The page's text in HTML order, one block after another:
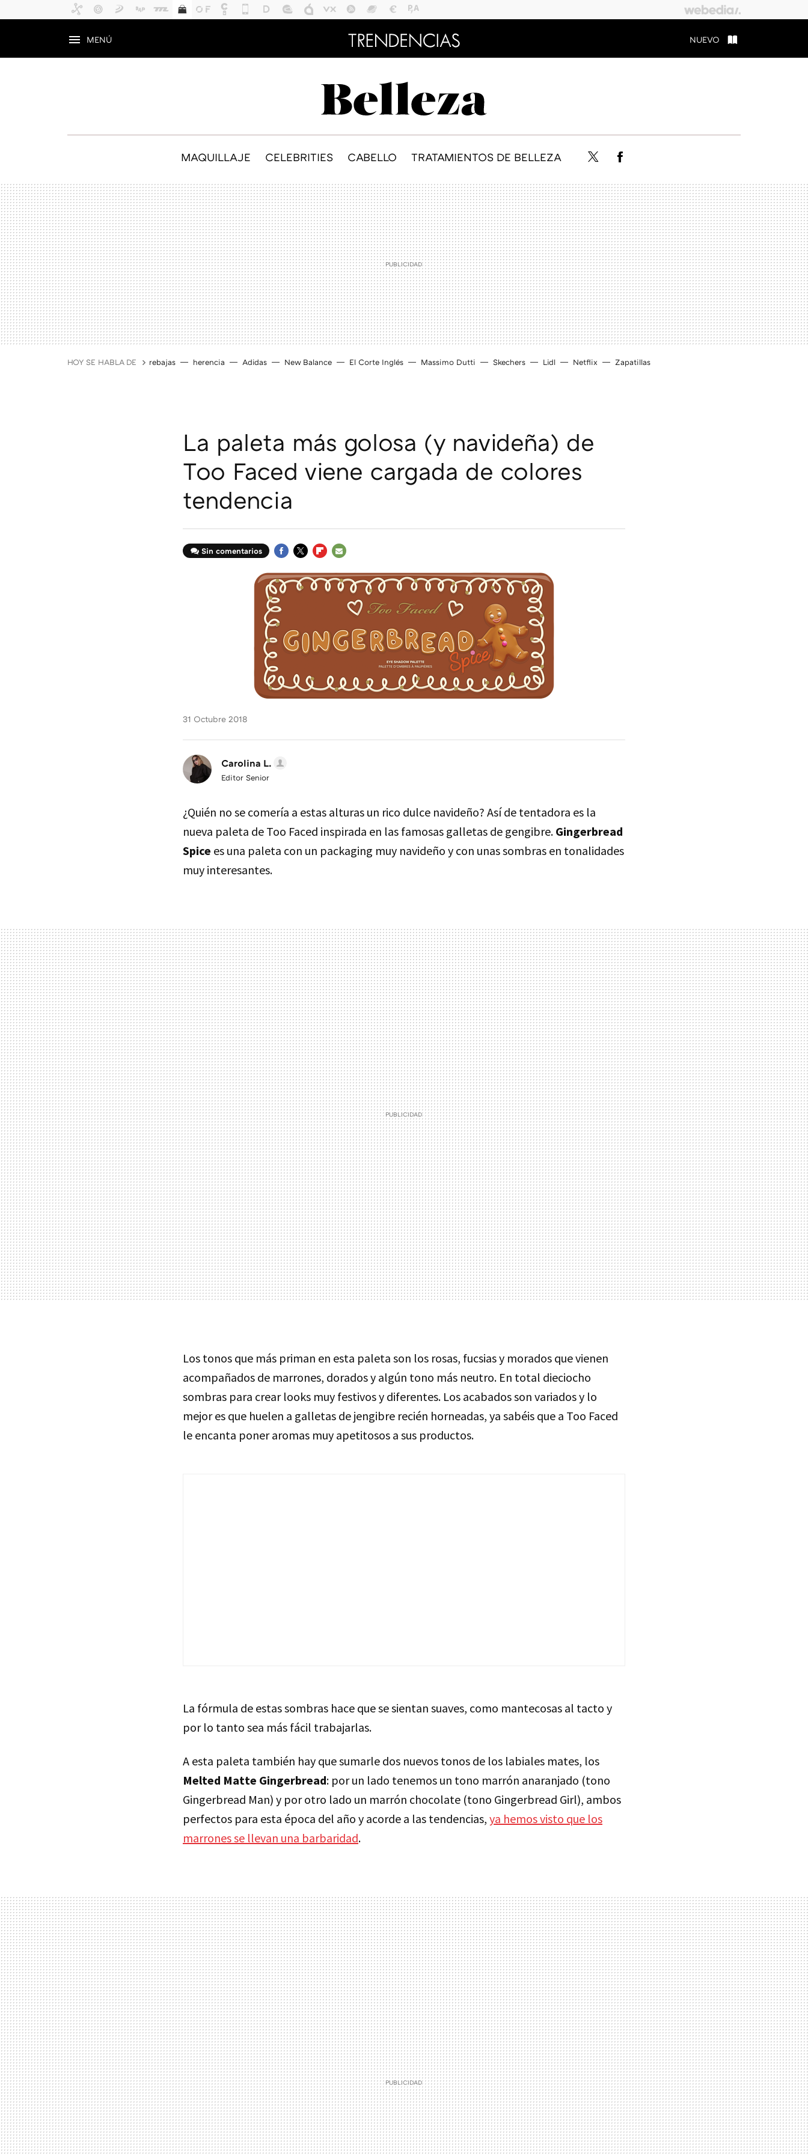
MENÚ NUEVO
MAQUILLAJE CELEBRITIES CABELLO TRATAMIENTOS DE BELLEZA Twitter
HOY SE HABLA DE rebajas herencia Adidas New Balance El Corte Inglés Massimo Dutti Skechers Lidl Netflix Zapatillas
La paleta más golosa (y navideña) de
Too Faced viene cargada de colores
tendencia
Sin comentarios
MAIL
31 Octubre 2018
Carolina L.
Editor Senior
¿Quién no se comería a estas alturas un rico dulce navideño? Así de tentadora es la
nueva paleta de Too Faced inspirada en las famosas galletas de gengibre. Gingerbread
Spice es una paleta con un packaging muy navideño y con unas sombras en tonalidades
muy interesantes.
Los tonos que más priman en esta paleta son los rosas, fucsias y morados que vienen
acompañados de marrones, dorados y algún tono más neutro. En total dieciocho
sombras para crear looks muy festivos y diferentes. Los acabados son variados y lo
mejor es que huelen a galletas de jengibre recién horneadas, ya sabéis que a Too Faced
le encanta poner aromas muy apetitosos a sus productos.
La fórmula de estas sombras hace que se sientan suaves, como mantecosas al tacto y
por lo tanto sea más fácil trabajarlas.
A esta paleta también hay que sumarle dos nuevos tonos de los labiales mates, los
Melted Matte Gingerbread: por un lado tenemos un tono marrón anaranjado (tono
Gingerbread Man) y por otro lado un marrón chocolate (tono Gingerbread Girl), ambos
perfectos para esta época del año y acorde a las tendencias, ya hemos visto que los
marrones se llevan una barbaridad.